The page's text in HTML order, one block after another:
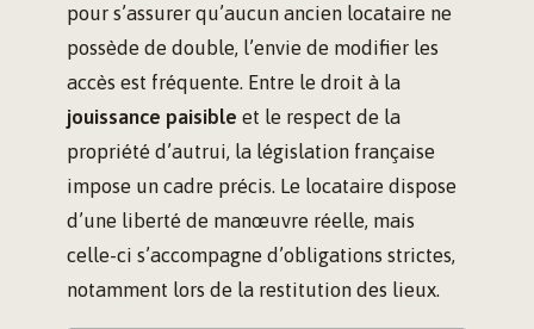
pour s’assurer qu’aucun ancien locataire ne
possède de double, l’envie de modifier les
accès est fréquente. Entre le droit à la
jouissance paisible et le respect de la
propriété d’autrui, la législation française
impose un cadre précis. Le locataire dispose
d’une liberté de manœuvre réelle, mais
celle-ci s’accompagne d’obligations strictes,
notamment lors de la restitution des lieux.